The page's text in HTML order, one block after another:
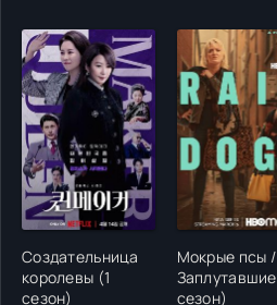
Создательница
королевы (1
сезон)
Мокрые псы /
Заплутавшие
сезон)